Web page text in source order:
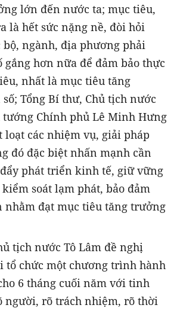
lớn đến nước ta; mục tiêu,
là hết sức nặng nề, đòi hỏi
bộ, ngành, địa phương phải
gắng hơn nữa để đảm bảo thực
nhất là mục tiêu tăng
Tổng Bí thư, Chủ tịch nước
tướng Chính phủ Lê Minh Hưng
loạt các nhiệm vụ, giải pháp
đó đặc biệt nhấn mạnh cần
phát triển kinh tế, giữ vững
soát lạm phát, bảo đảm
nhằm đạt mục tiêu tăng trưởng
tịch nước Tô Lâm đề nghị
tổ chức một chương trình hành
6 tháng cuối năm với tinh
người, rõ trách nhiệm, rõ thời